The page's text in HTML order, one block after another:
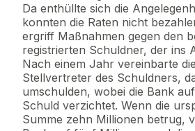
Da enthüllte sich die
konnten die Raten nicht
ergriff Maßnahmen gegen den
registrierten Schuldner, der ins
Nach einem Jahr vereinbarte
Stellvertreter des Schuldners,
umschulden, wobei die Bank
Schuld verzichtet. Wenn die
Summe zehn Millionen betrug,